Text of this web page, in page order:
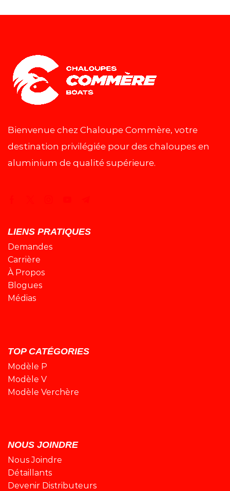
Bienvenue chez Chaloupe Commère, votre
destination privilégiée pour des chaloupes en
aluminium de qualité supérieure.
LIENS PRATIQUES
Demandes
Carrière
À Propos
Blogues
Médias
TOP CATÉGORIES
Modèle P
Modèle V
Modèle Verchère
NOUS JOINDRE
Nous Joindre
Détaillants
Devenir Distributeurs